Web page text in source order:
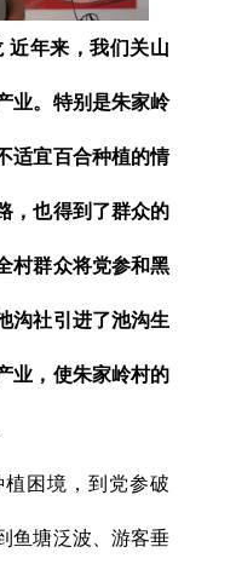
近年来，我们关山
业。特别是朱家岭
适宜百合种植的情
，也得到了群众的
村群众将党参和黑
沟社引进了池沟生
业，使朱家岭村的
困境，到党参破
鱼塘泛波、游客垂